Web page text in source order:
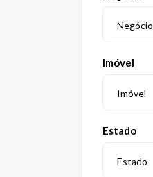
Negócio
Imóvel
Imóvel
Estado
Estado